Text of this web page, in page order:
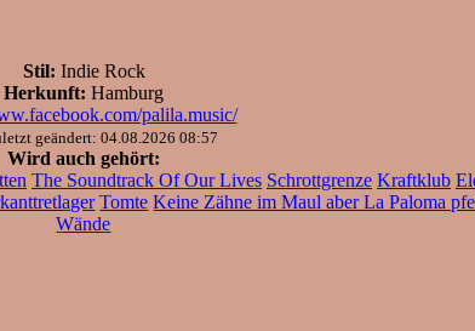
Stil: Indie Rock
Herkunft: Hamburg
palila.music/
geändert: 04.08.2026 08:57
Wird auch gehört:
The Soundtrack Of Our Lives Schrottgrenze Kraftklub
Tomte Keine Zähne im Maul aber La Paloma
Wände